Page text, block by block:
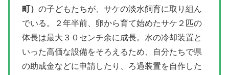
町） の子どもたちが、サケの淡水飼育に取り組ん
でいる。２年半前、卵から育て始めたサケ２匹の
体長は最大３０センチ余に成長。水の冷却装置と
いった高価な設備をそろえるため、自分たちで県
の助成金などに申請したり、ろ過装置を自作した